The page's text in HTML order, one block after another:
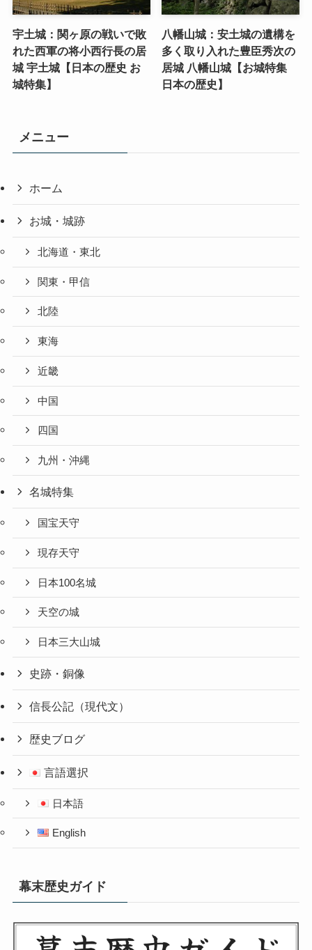
宇土城：関ヶ原の戦いで敗
れた西軍の将小西行長の居
城 宇土城【日本の歴史 お
城特集】
八幡山城：安土城の遺構を
多く取り入れた豊臣秀次の
居城 八幡山城【お城特集
日本の歴史】
メニュー
ホーム
お城・城跡
北海道・東北
関東・甲信
北陸
東海
近畿
中国
四国
九州・沖縄
名城特集
国宝天守
現存天守
日本100名城
天空の城
日本三大山城
史跡・銅像
信長公記（現代文）
歴史ブログ
言語選択
日本語
English
幕末歴史ガイド